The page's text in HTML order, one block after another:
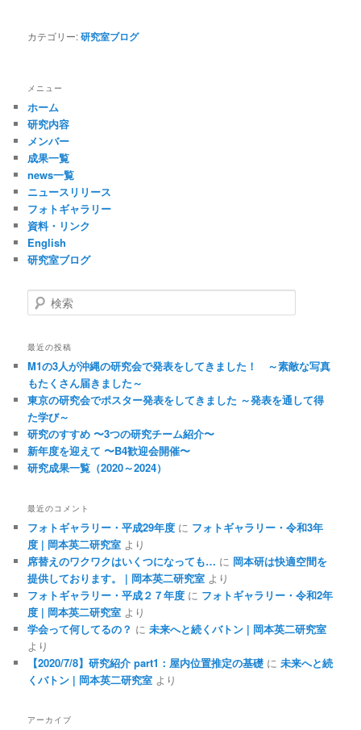
カテゴリー:研究室ブログ
メニュー
ホーム
研究内容
メンバー
成果一覧
news一覧
ニュースリリース
フォトギャラリー
資料・リンク
English
研究室ブログ
検
索
最近の投稿
M1の3人が沖縄の研究会で発表をしてきました！ ～素敵な写真
もたくさん届きました～
東京の研究会でポスター発表をしてきました ～発表を通して得
た学び～
研究のすすめ 〜3つの研究チーム紹介〜
新年度を迎えて 〜B4歓迎会開催〜
研究成果一覧（2020～2024）
最近のコメント
フォトギャラリー・平成29年度 に フォトギャラリー・令和3年
度 | 岡本英二研究室 より
席替えのワクワクはいくつになっても… に 岡本研は快適空間を
提供しております。 | 岡本英二研究室 より
フォトギャラリー・平成２７年度 に フォトギャラリー・令和2年
度 | 岡本英二研究室 より
学会って何してるの？ に未来へと続くバトン | 岡本英二研究室
より
【2020/7/8】研究紹介 part1：屋内位置推定の基礎 に未来へと続
くバトン | 岡本英二研究室 より
アーカイブ